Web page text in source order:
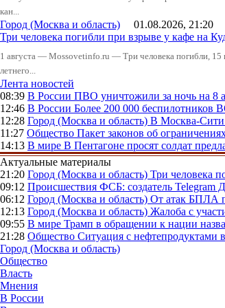
кан...
Город (Москва и область) 01.08.2026, 21:20
Три человека погибли при взрыве у кафе
1 августа — Mossovetinfo.ru — Три человека погибли, 15
летнего...
Лента новостей
08:39 В России ПВО уничтожили за ночь на 8
12:46 В России Более 200 000
12:28 Город (Москва и область) В Москва-Сити
11:27 Общество Пакет законов об
14:13 В мире В Пентагоне просят солдат
Актуальные материалы
21:20 Город (Москва и область) Три человека
09:12 Происшествия ФСБ: создатель Telegram
06:12 Город (Москва и область) От атак БПЛА
12:13 Город (Москва и область) Жалоба с
09:55 В мире Трамп в обращении к нации
21:28 Общество Ситуация с нефтепродуктами
Город (Москва и область)
Общество
Власть
Мнения
В России